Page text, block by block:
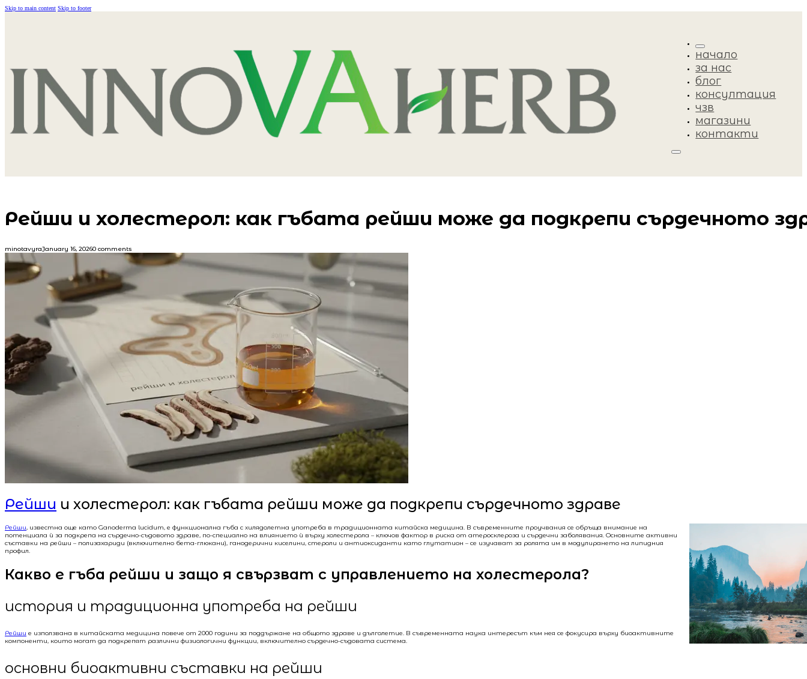
Skip to main content Skip to footer
начало
за нас
блог
консултация
чзв
магазини
контакти
Рейши и холестерол: как гъбата рейши може да подкрепи сърдечното
minotavyraJanuary 16, 20260 comments
Рейши и холестерол: как гъбата рейши може да подкрепи сърдечното здраве
Рейши, известна още като Ganoderma lucidum, е функционална гъба с хилядолетна употреба в традиционната китайска медицина. В съвременните проучвания се обръща внимание на
потенциала ѝ за подкрепа на сърдечно-съдовото здраве, по-специално на влиянието ѝ върху холестерола – ключов фактор в риска от атеросклероза и сърдечни заболявания. Основните активни
съставки на рейши – полизахариди (включително бета-глюкани), ганодерични киселини, стероли и антиоксиданти като глутатион – се изучават за ролята им в модулирането на липидния
профил.
Какво е гъба рейши и защо я свързват с управлението на холестерола?
история и традиционна употреба на рейши
Рейши е използвана в китайската медицина повече от 2000 години за поддържане на общото здраве и дълголетие. В съвременната наука интересът към нея се фокусира върху биоактивните
компоненти, които могат да подкрепят различни физиологични функции, включително сърдечно-съдовата система.
основни биоактивни съставки на рейши